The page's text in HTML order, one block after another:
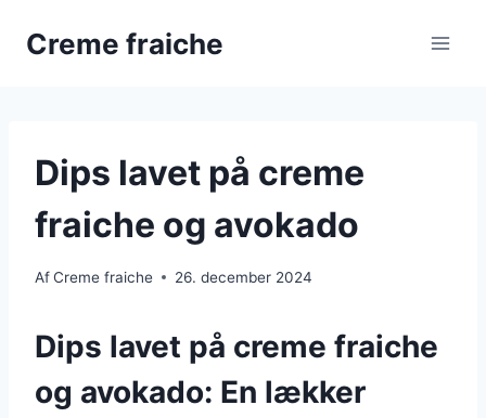
Creme fraiche
Dips lavet på creme
fraiche og avokado
AfCreme fraiche 26. december 2024
Dips lavet på creme fraiche
og avokado: En lækker